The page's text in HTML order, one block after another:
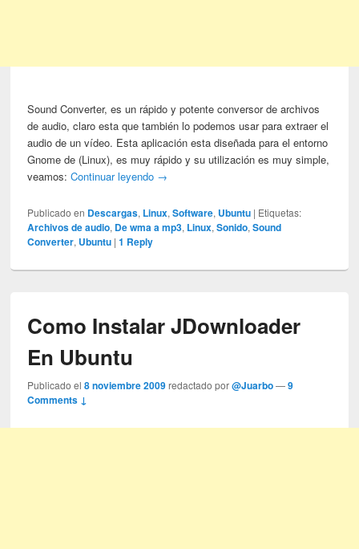
Sound Converter, es un rápido y potente conversor de archivos
de audio, claro esta que también lo podemos usar para extraer el
audio de un vídeo. Esta aplicación esta diseñada para el entorno
Gnome de (Linux), es muy rápido y su utilización es muy simple,
veamos:Continuar leyendo →
Publicado en Descargas, Linux,Software, Ubuntu | Etiquetas:
Archivos de audio, De wma a mp3, Linux,Sonido,Sound
Converter, Ubuntu |1 Reply
Como Instalar JDownloader
En Ubuntu
Publicado el8 noviembre 2009 redactado por@Juarbo —9
Comments ↓